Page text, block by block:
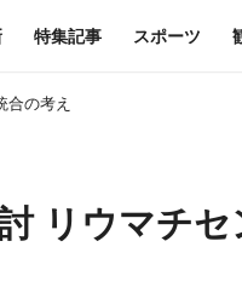
特集記事 スポーツ
合の考え
リウマチ